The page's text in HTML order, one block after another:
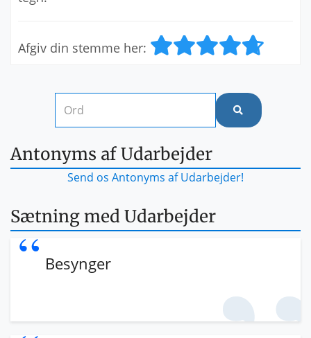
Afgiv din stemme her:
Antonyms af Udarbejder
Send os Antonyms af Udarbejder!
Sætning med Udarbejder
Besynger